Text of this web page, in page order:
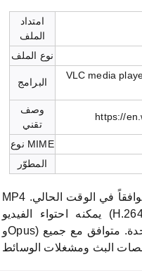
امتداد
الملف
نوع الملف
البرامج
VLC media
وصف
تقني
https://
نوع MIME
المطوّر
MP4 هو أكثر تنسيقات الوسائط المتعددة تنوعاً وتوافقاً في الوقت الحالي.
يمكنه احتواء الفيديو (H.264 وH.265 وAV1) والصوت (AAC وMP3
وOpus) والترجمات والبيانات الوصفية في حاوية واحدة. متوافق مع جميع